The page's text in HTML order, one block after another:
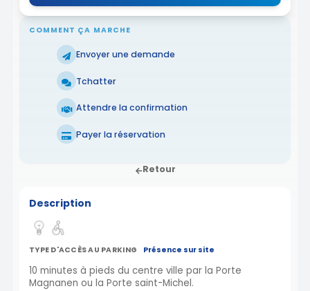
COMMENT ÇA MARCHE
Envoyer une demande
Tchatter
Attendre la confirmation
Payer la réservation
Retour
Description
TYPE D'ACCÈS AU PARKING Présence sur site
10 minutes à pieds du centre ville par la Porte
Magnanen ou la Porte saint-Michel.